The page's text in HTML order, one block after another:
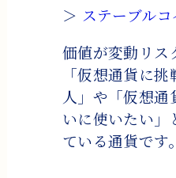
＞ ステーブル
価値が変動リス
「仮想通貨に
人」や「仮想
いに使いたい」
ている通貨です。